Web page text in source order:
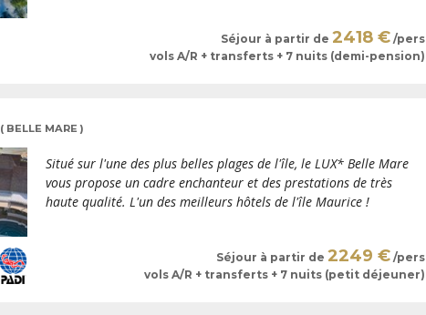
Séjour à partir de2418 € /pers
vols A/R + transferts + 7 nuits (demi-pension)
( BELLE MARE )
Situé sur l'une des plus belles plages de l'île, le LUX* Belle Mare
vous propose un cadre enchanteur et des prestations de très
haute qualité. L'un des meilleurs hôtels de l'île Maurice !
Séjour à partir de 2249 € /pers
vols A/R + transferts + 7 nuits (petit déjeuner)